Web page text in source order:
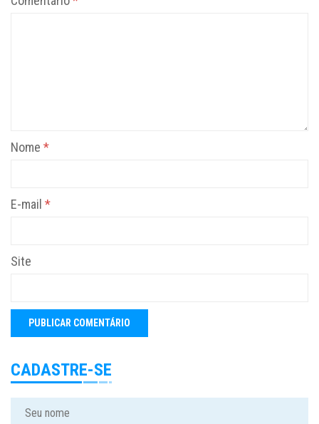
Nome *
E-mail *
Site
CADASTRE-SE